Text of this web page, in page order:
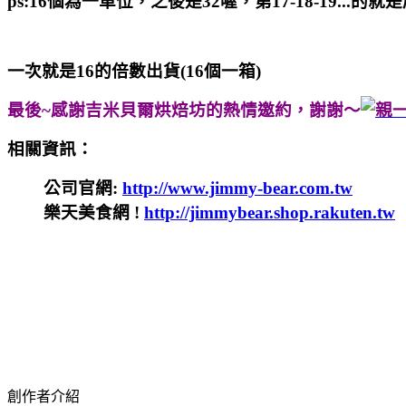
一次就是16的倍數出貨(16個一箱)
最後~感謝吉米貝爾烘焙坊的熱情邀約，謝謝～
相關資訊：
公司官網: http://www.jimmy-bear.com.tw
樂天美食網 ! http://jimmybear.shop.rakuten.tw
創作者介紹